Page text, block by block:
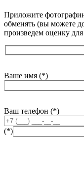
Приложите
обменять (вы можете
произведем оценку
Ваше имя (*)
Ваш телефон (*)
(*)